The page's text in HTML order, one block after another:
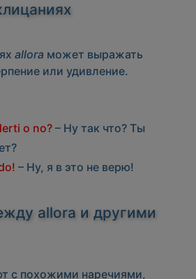
allora может выражать
или удивление.
o no? – Ну так что? Ты
– Ну, я в это не верю!
allora и другими
с похожими наречиями,